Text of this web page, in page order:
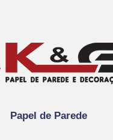
Papel de Parede